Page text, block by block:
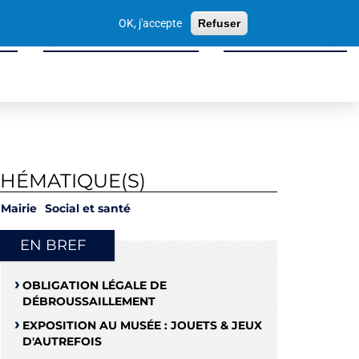
OK, j'accepte Refuser
Sport, Culture & Loisirs Tissu Économique
Mairie Social et santé
EN BREF
OBLIGATION LÉGALE DE
DÉBROUSSAILLEMENT
EXPOSITION AU MUSÉE : JOUETS & JEUX
D'AUTREFOIS